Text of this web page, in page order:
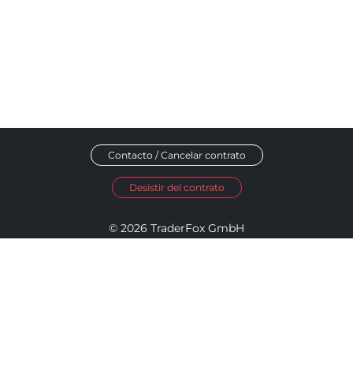
Contacto / Cancelar contrato
Desistir del contrato
© 2026 TraderFox GmbH